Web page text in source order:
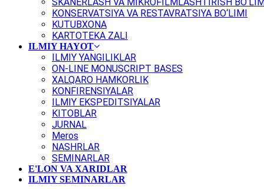
KONSERVATSIYA VA RESTAVRATSIYA BO‘LIMI
KUTUBXONA
KARTOTEKA ZALI
ILMIY HAYOT
ILMIY YANGILIKLAR
ON-LINE MONUSCRIPT BASES
XALQARO HAMKORLIK
KONFIRENSIYALAR
ILMIY EKSPEDITSIYALAR
KITOBLAR
JURNAL
Meros
NASHRLAR
SEMINARLAR
E'LON VA XARIDLAR
ILMIY SEMINARLAR